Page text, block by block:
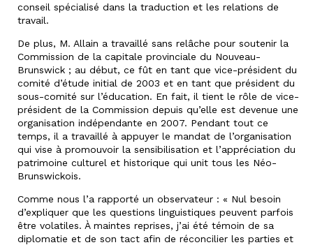
conseil spécialisé dans la traduction et les relations de
travail.
De plus, M. Allain a travaillé sans relâche pour soutenir la
Commission de la capitale provinciale du Nouveau-
Brunswick ; au début, ce fût en tant que vice-président du
comité d’étude initial de 2003 et en tant que président du
sous-comité sur l’éducation. En fait, il tient le rôle de vice-
président de la Commission depuis qu’elle est devenue une
organisation indépendante en 2007. Pendant tout ce
temps, il a travaillé à appuyer le mandat de l’organisation
qui vise à promouvoir la sensibilisation et l’appréciation du
patrimoine culturel et historique qui unit tous les Néo-
Brunswickois.
Comme nous l’a rapporté un observateur : « Nul besoin
d’expliquer que les questions linguistiques peuvent parfois
être volatiles. À maintes reprises, j’ai été témoin de sa
diplomatie et de son tact afin de réconcilier les parties et